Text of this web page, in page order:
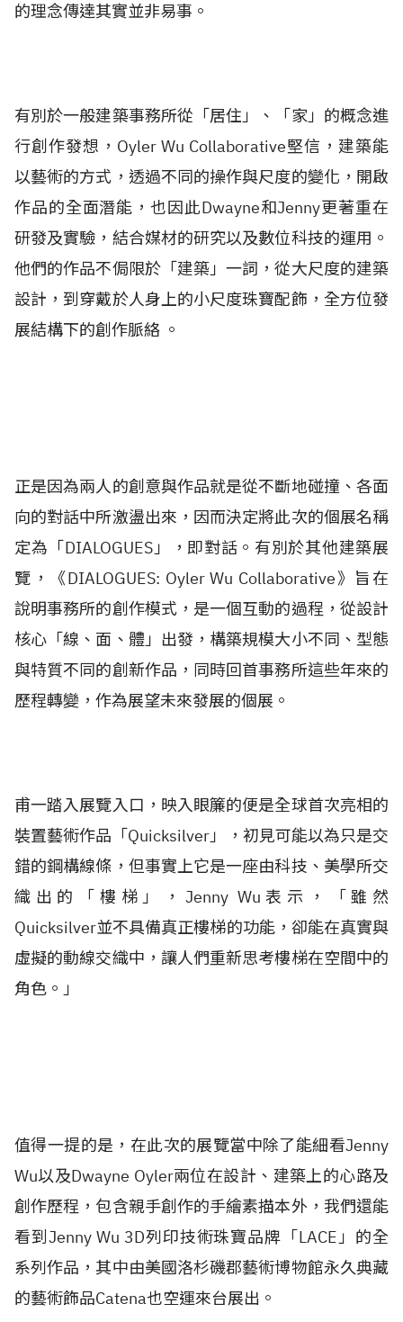
的理念傳達其實並非易事。
有別於一般建築事務所從「居住」、「家」的概念進
行創作發想， Oyler Wu Collaborative堅信，建築能
以藝術的方式，透過不同的操作與尺度的變化，開啟
作品的全面潛能，也因此Dwayne和Jenny更著重在
研發及實驗，結合媒材的研究以及數位科技的運用。
他們的作品不侷限於「建築」一詞，從大尺度的建築
設計，到穿戴於人身上的小尺度珠寶配飾，全方位發
展結構下的創作脈絡 。
正是因為兩人的創意與作品就是從不斷地碰撞、各面
向的對話中所激盪出來，因而決定將此次的個展名稱
定為「DIALOGUES」，即對話。有別於其他建築展
覽，《DIALOGUES: Oyler Wu Collaborative》旨在
說明事務所的創作模式，是一個互動的過程，從設計
核心「線、面、體」出發，構築規模大小不同、型態
與特質不同的創新作品，同時回首事務所這些年來的
歷程轉變，作為展望未來發展的個展。
甫一踏入展覽入口，映入眼簾的便是全球首次亮相的
裝置藝術作品「Quicksilver」，初見可能以為只是交
錯的鋼構線條，但事實上它是一座由科技、美學所交
織出的「樓梯」，Jenny Wu表示，「雖然
Quicksilver並不具備真正樓梯的功能，卻能在真實與
虛擬的動線交織中，讓人們重新思考樓梯在空間中的
角色。」
值得一提的是，在此次的展覽當中除了能細看Jenny
Wu以及Dwayne Oyler兩位在設計、建築上的心路及
創作歷程，包含親手創作的手繪素描本外，我們還能
看到Jenny Wu 3D列印技術珠寶品牌「LACE」的全
系列作品，其中由美國洛杉磯郡藝術博物館永久典藏
的藝術飾品Catena也空運來台展出。